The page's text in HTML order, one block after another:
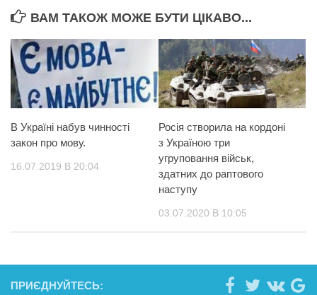
ВАМ ТАКОЖ МОЖЕ БУТИ ЦІКАВО...
В Україні набув чинності
закон про мову.
16.07.2019 В 20:04
Росія створила на кордоні
з Україною три
угруповання військ,
здатних до раптового
наступу
03.07.2020 В 10:05
ПРИЄДНУЙТЕСЬ: